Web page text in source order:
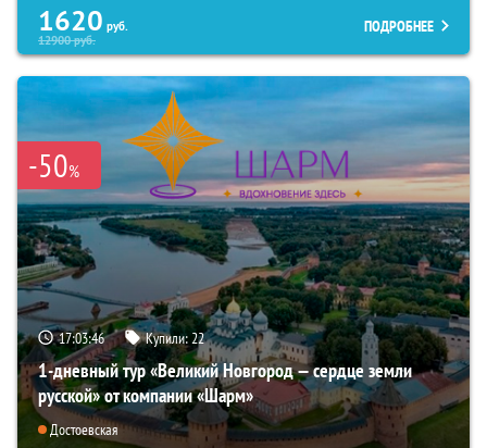
1620 руб.
12900руб.
ПОДРОБНЕЕ
-50%
17:03:44 Купили:22
1-дневный тур «Великий Новгород — сердце земли
русской» от компании «Шарм»
Достоевская